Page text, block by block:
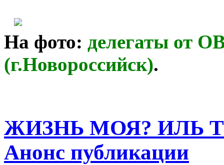
На фото: делегаты от
(г.Новороссийск).
ЖИЗНЬ МОЯ? ИЛЬ
Анонс публикации